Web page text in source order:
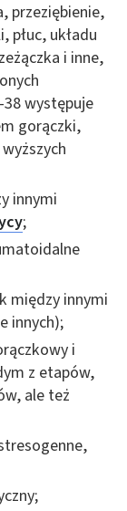
przeziębienie,
płuc, układu
i inne,
występuje
gorączki,
innymi
;
między innymi
innych);
i
z etapów,
ale też